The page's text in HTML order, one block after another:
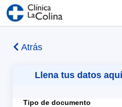
Atrás
Llena tus datos
Tipo de documento